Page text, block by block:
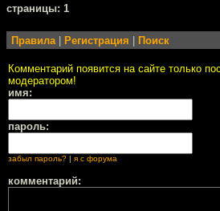
cтраницы: 1
Правила| Регистрация Поиск
Комментарий появится на сайте только
модератором!
имя:
пароль:
забыл пароль? | я с форума
комментарий: